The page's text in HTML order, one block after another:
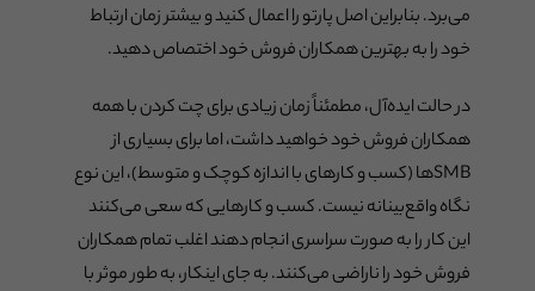
می‌برد. بنابراین اصل پارتو را اعمال کنید و بیشتر زمان ارتباط
خود را به بهترین همکاران فروش خود اختصاص دهید.
در حالت ایده‌آل، مطمئناً زمان زیادی برای چت کردن با همه
همکاران فروش خود خواهید داشت، اما برای بسیاری از
SMB‌‌ها (کسب و کارهای با اندازه کوچک و متوسط)، این نوع
نگاه واقع‌بینانه نیست. کسب و کارهایی که سعی ‌می‌کنند
این کار را به صورت سراسری انجام دهند اغلب تمام همکاران
فروش خود را ناراضی می‌کنند. به جای اینکار، به طور موثر با